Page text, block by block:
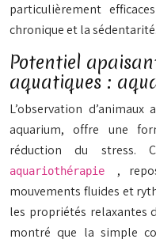
particulièrement
chronique et la sédentarité.
Potentiel
aquatiques :
L’observation
aquarium, offre une
réduction du stress.
aquariothérapie ,
mouvements fluides et
les propriétés relaxantes
montré que la simple